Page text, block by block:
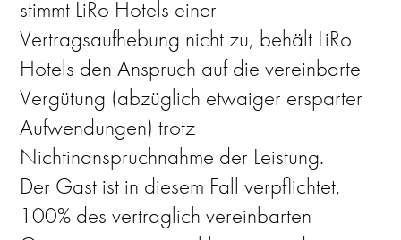
stimmt LiRo Hotels einer
Vertragsaufhebung nicht zu, behält LiRo
Hotels den Anspruch auf die vereinbarte
Vergütung (abzüglich etwaiger ersparter
Aufwendungen) trotz
Nichtinanspruchnahme der Leistung.
Der Gast ist in diesem Fall verpflichtet,
100% des vertraglich vereinbarten